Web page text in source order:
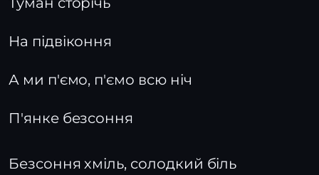
На підвіконня
А ми п'ємо, п'ємо всю ніч
П'янке безсоння
Безсоння хміль, солодкий біль